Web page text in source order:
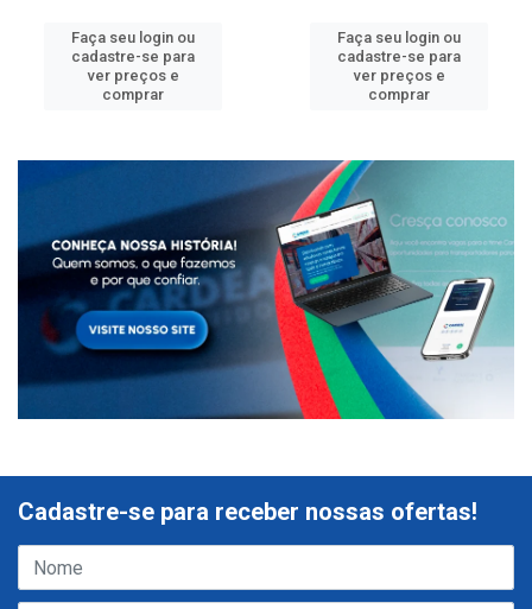
Faça seu login ou
cadastre-se para
ver preços e
comprar
Faça seu login ou
cadastre-se para
ver preços e
comprar
Cadastre-se para receber nossas ofertas!